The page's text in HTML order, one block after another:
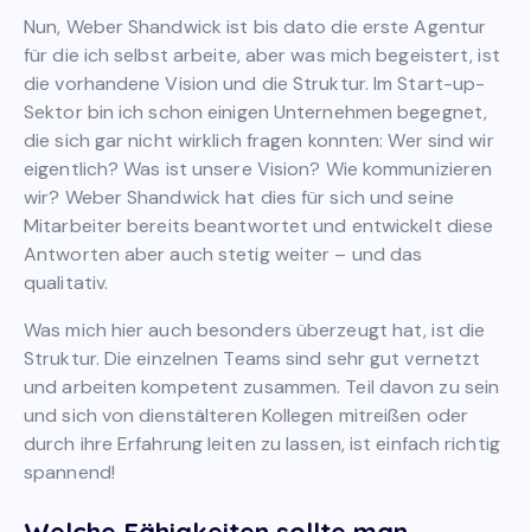
Nun, Weber Shandwick ist bis dato die erste Agentur
für die ich selbst arbeite, aber was mich begeistert, ist
die vorhandene Vision und die Struktur. Im Start-up-
Sektor bin ich schon einigen Unternehmen begegnet,
die sich gar nicht wirklich fragen konnten: Wer sind wir
eigentlich? Was ist unsere Vision? Wie kommunizieren
wir? Weber Shandwick hat dies für sich und seine
Mitarbeiter bereits beantwortet und entwickelt diese
Antworten aber auch stetig weiter – und das
qualitativ.
Was mich hier auch besonders überzeugt hat, ist die
Struktur. Die einzelnen Teams sind sehr gut vernetzt
und arbeiten kompetent zusammen. Teil davon zu sein
und sich von dienstälteren Kollegen mitreißen oder
durch ihre Erfahrung leiten zu lassen, ist einfach richtig
spannend!